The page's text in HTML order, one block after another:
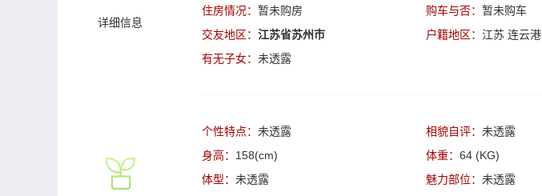
详细信息
住房情况： 暂未购房 购车与否： 暂未购车
交友地区： 江苏省苏州市 户籍地区： 江苏 连云港
有无子女： 未透露
个性特点： 未透露 相貌自评： 未透露
身高： 158(cm) 体重： 64 (KG)
体型： 未透露 魅力部位： 未透露